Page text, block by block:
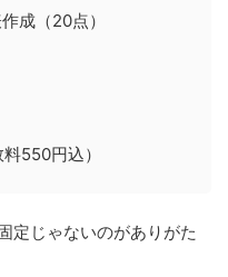
成（20点）
550円込）
定じゃないのがありがた